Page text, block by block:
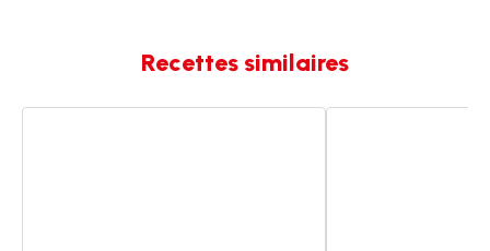
Recettes similaires